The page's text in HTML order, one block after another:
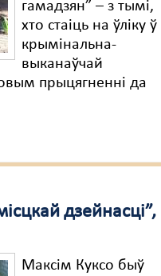
гамадзян” – з тымі,
хто стаіць на ўліку ў
крымінальна-
выканаўчай
прыцягненні да
дзейнасці”,
Максім Куксо быў